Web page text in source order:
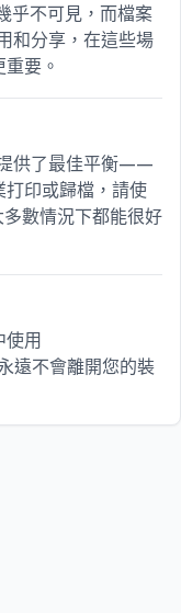
乎不可見，而檔案
和分享，在這些場
要。
供了最佳平衡——
印或歸檔，請使
數情況下都能很好
用
遠不會離開您的裝